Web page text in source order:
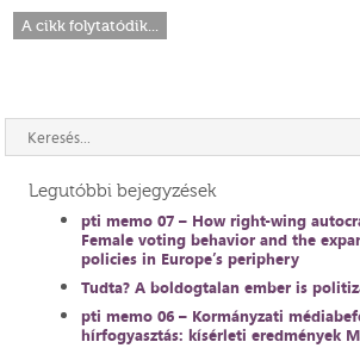
A cikk folytatódik...
Legutóbbi bejegyzések
pti memo 07 – How right-wing
Female voting behavior and the
policies in Europe’s periphery
Tudta? A boldogtalan ember is
pti memo 06 – Kormányzati
hírfogyasztás: kísérleti eredmények